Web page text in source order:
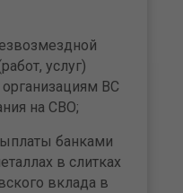
услуг)
ВС
на СВО;
банками
в слитках
вклада в